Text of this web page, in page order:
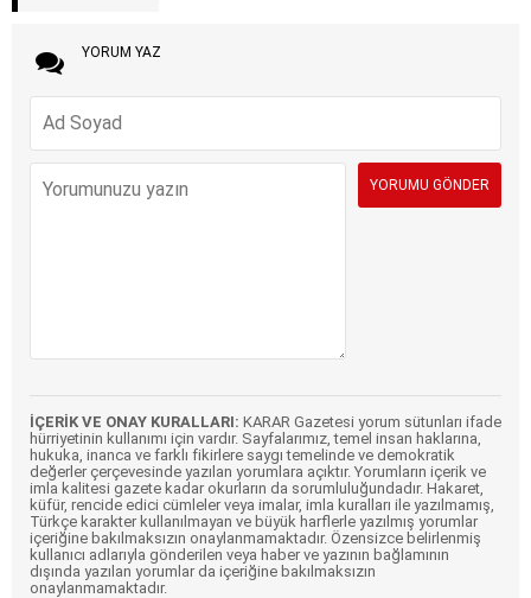
YORUM YAZ
İÇERİK VE ONAY KURALLARI: KARAR Gazetesi yorum sütunları ifade
hürriyetinin kullanımı için vardır. Sayfalarımız, temel insan haklarına,
hukuka, inanca ve farklı fikirlere saygı temelinde ve demokratik
değerler çerçevesinde yazılan yorumlara açıktır. Yorumların içerik ve
imla kalitesi gazete kadar okurların da sorumluluğundadır. Hakaret,
küfür, rencide edici cümleler veya imalar, imla kuralları ile yazılmamış,
Türkçe karakter kullanılmayan ve büyük harflerle yazılmış yorumlar
içeriğine bakılmaksızın onaylanmamaktadır. Özensizce belirlenmiş
kullanıcı adlarıyla gönderilen veya haber ve yazının bağlamının
dışında yazılan yorumlar da içeriğine bakılmaksızın
onaylanmamaktadır.